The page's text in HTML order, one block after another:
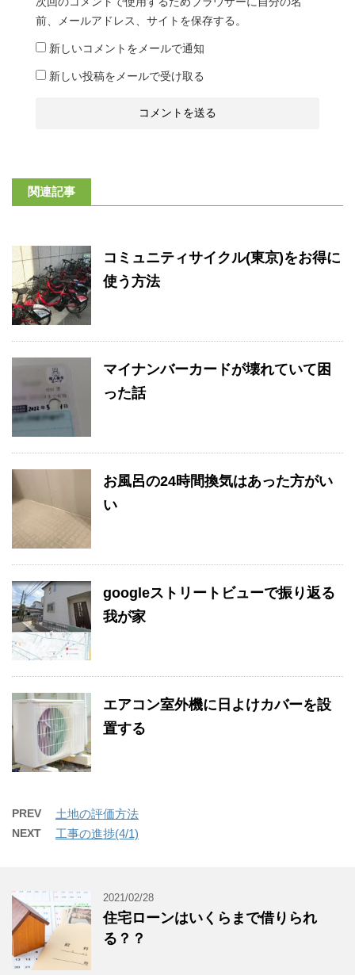
前、メールアドレス、サイトを保存する。
新しいコメントをメールで通知
新しい投稿をメールで受け取る
関連記事
コミュニティサイクル(東京)をお得に
使う方法
マイナンバーカードが壊れていて困
った話
お風呂の24時間換気はあった方がい
い
googleストリートビューで振り返る
我が家
エアコン室外機に日よけカバーを設
置する
PREV 土地の評価方法
NEXT 工事の進捗(4/1)
2021/02/28
住宅ローンはいくらまで借りられ
る？？